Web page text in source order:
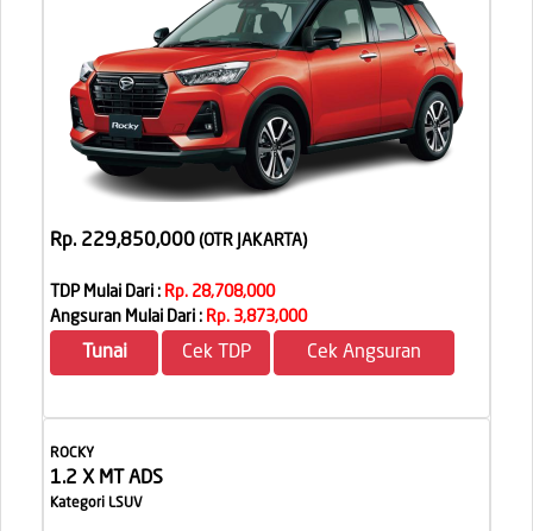
Rp. 229,850,000 (OTR JAKARTA)
TDP Mulai Dari : Rp. 28,708,000
Angsuran Mulai Dari : Rp. 3,873,000
Tunai Cek TDP Cek Angsuran
ROCKY
1.2 X MT ADS
Kategori LSUV